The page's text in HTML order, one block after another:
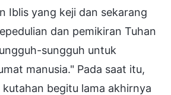
Iblis yang keji dan sekarang
dan pemikiran Tuhan
sungguh untuk
manusia." Pada saat itu,
begitu lama akhirnya